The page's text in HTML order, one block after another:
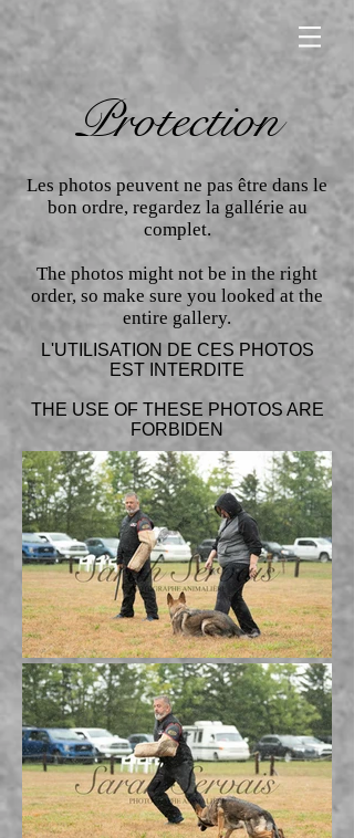
Protection
Les photos peuvent ne pas être dans le
bon ordre, regardez la gallérie au
complet.
The photos might not be in the right
order, so make sure you looked at the
entire gallery.
L'UTILISATION DE CES PHOTOS
EST INTERDITE
THE USE OF THESE PHOTOS ARE
FORBIDEN